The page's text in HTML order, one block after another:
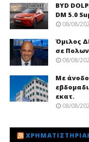
BYD
DM 5.0
08/08/
Όμιλος
σε
08/08/
Με άνοδο
εκατ.
08/08/